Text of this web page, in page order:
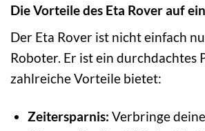
Die Vorteile des Eta Rover auf
Der Eta Rover ist nicht einfach
Roboter. Er ist ein durchdachtes
zahlreiche Vorteile bietet:
Zeitersparnis: Verbringe